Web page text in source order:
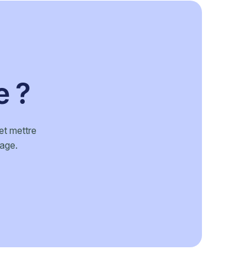
?
mettre